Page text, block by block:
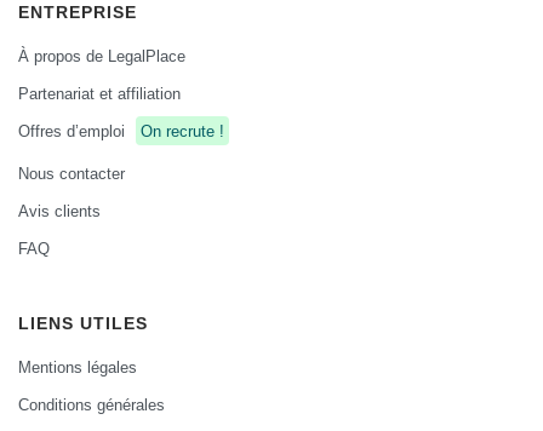
ENTREPRISE
À propos de LegalPlace
Partenariat et affiliation
Offres d’emploi
On recrute !
Nous contacter
Avis clients
FAQ
LIENS UTILES
Mentions légales
Conditions générales